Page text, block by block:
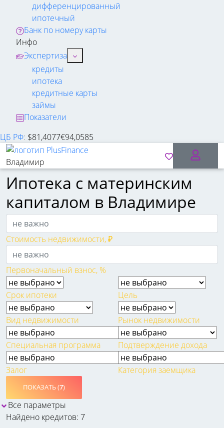
дифференцированный
ипотечный
Банк по номеру карты
Инфо
Экспертиза
кредиты
ипотека
кредитные карты
займы
Показатели
ЦБ РФ: $81,4077€94,0585
Владимир
Ипотека с материнским
капиталом в Владимире
Стоимость недвижимости, ₽
Первоначальный взнос, %
Срок ипотеки Цель
Вид недвижимости Рынок недвижимости
Специальная программа Подтверждение дохода
Залог Категория заемщика
ПОКАЗАТЬ (7)
Все параметры
Найдено кредитов: 7